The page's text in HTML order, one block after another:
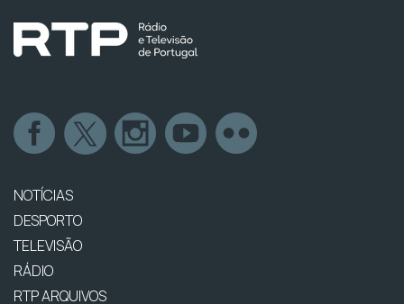
NOTÍCIAS
DESPORTO
TELEVISÃO
RÁDIO
RTP ARQUIVOS